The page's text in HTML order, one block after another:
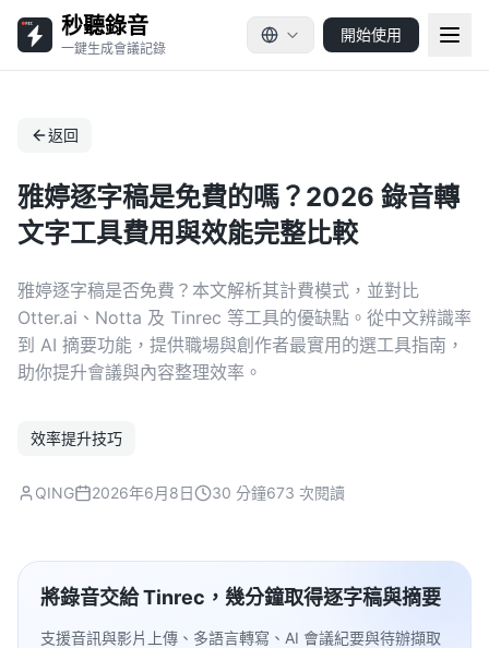
秒聽錄音
一鍵生成會議記錄
開始使用
返回
雅婷逐字稿是免費的嗎？2026 錄音轉
文字工具費用與效能完整比較
雅婷逐字稿是否免費？本文解析其計費模式，並對比
Otter.ai、Notta 及 Tinrec 等工具的優缺點。從中文辨識率
到 AI 摘要功能，提供職場與創作者最實用的選工具指南，
助你提升會議與內容整理效率。
效率提升技巧
QING 2026年6月8日 30 分鐘673 次閱讀
將錄音交給 Tinrec，幾分鐘取得逐字稿與摘要
支援音訊與影片上傳、多語言轉寫、AI 會議紀要與待辦擷取